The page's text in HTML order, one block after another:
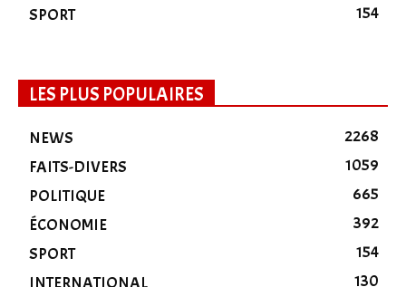
SPORT
154
LES PLUS POPULAIRES
NEWS
2268
FAITS-DIVERS
1059
POLITIQUE
665
ÉCONOMIE
392
SPORT
154
130